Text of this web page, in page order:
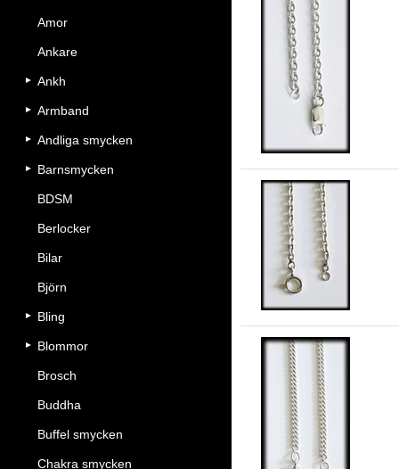
Amor
Ankare
Ankh
Armband
Andliga smycken
Barnsmycken
BDSM
Berlocker
Bilar
Björn
Bling
Blommor
Brosch
Buddha
Buffel smycken
Chakra smycken